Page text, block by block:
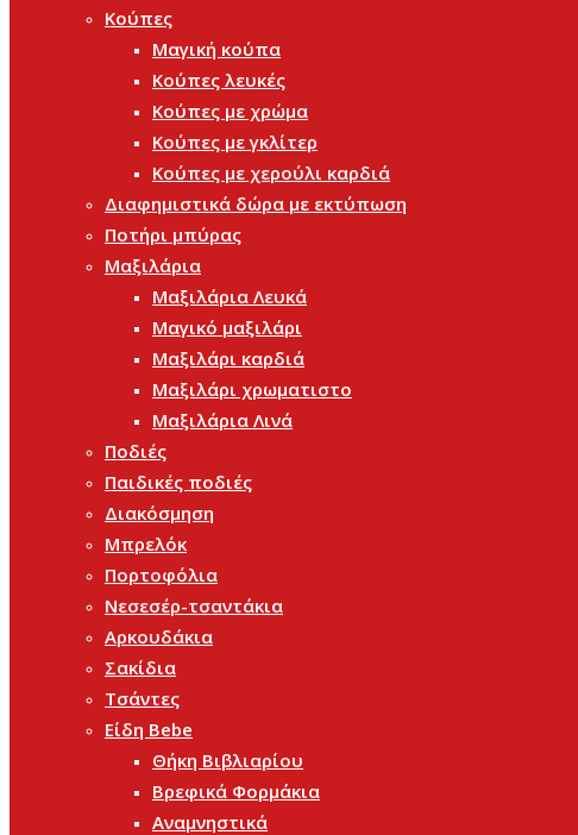
Κούπες
Μαγική κούπα
Κούπες λευκές
Κούπες με χρώμα
Κούπες με γκλίτερ
Κούπες με χερούλι καρδιά
Διαφημιστικά δώρα με εκτύπωση
Ποτήρι μπύρας
Μαξιλάρια
Μαξιλάρια Λευκά
Μαγικό μαξιλάρι
Μαξιλάρι καρδιά
Μαξιλάρι χρωματιστο
Μαξιλάρια Λινά
Ποδιές
Παιδικές ποδιές
Διακόσμηση
Μπρελόκ
Πορτοφόλια
Νεσεσέρ-τσαντάκια
Αρκουδάκια
Σακίδια
Τσάντες
Είδη Bebe
Θήκη Βιβλιαρίου
Βρεφικά Φορμάκια
Αναμνηστικά